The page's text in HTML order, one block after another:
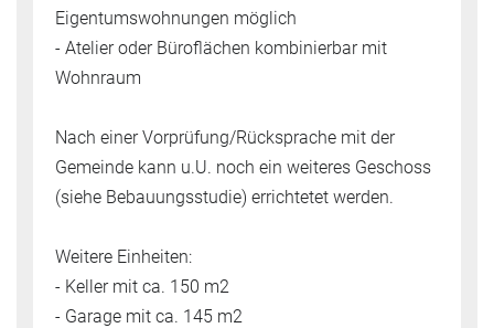
Eigentumswohnungen möglich
- Atelier oder Büroflächen kombinierbar mit
Wohnraum
Nach einer Vorprüfung/Rücksprache mit der
Gemeinde kann u.U. noch ein weiteres Geschoss
(siehe Bebauungsstudie) errichtetet werden.
Weitere Einheiten:
- Keller mit ca. 150 m2
- Garage mit ca. 145 m2